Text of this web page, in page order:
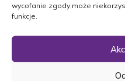
wycofanie zgody może
funkcje.